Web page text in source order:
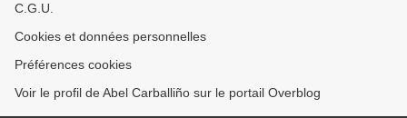
C.G.U.
Cookies et données personnelles
Préférences cookies
Voir le profil de Abel Carballiño sur le portail Overblog